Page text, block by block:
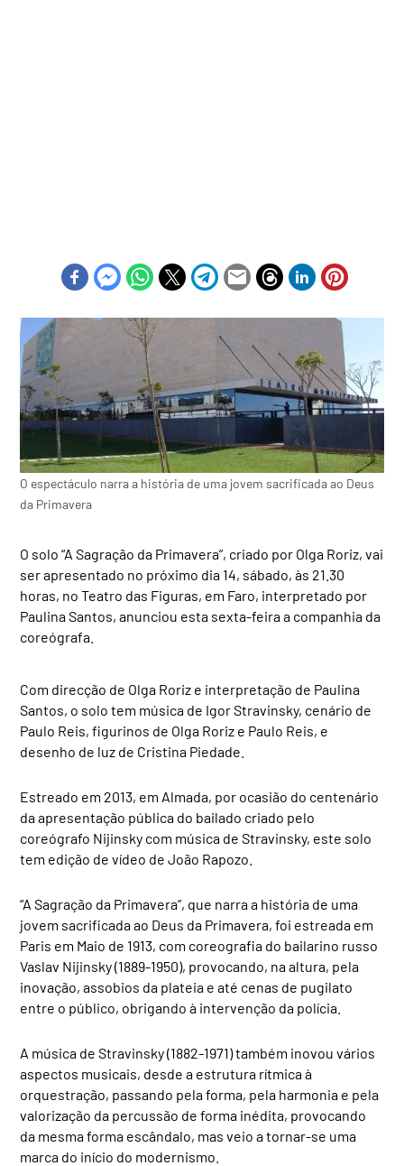
O espectáculo narra a história de uma jovem sacrificada ao Deus
da Primavera
O solo “A Sagração da Primavera”, criado por Olga Roriz, vai
ser apresentado no próximo dia 14, sábado, às 21.30
horas, no Teatro das Figuras, em Faro, interpretado por
Paulina Santos, anunciou esta sexta-feira a companhia da
coreógrafa.
Com direcção de Olga Roriz e interpretação de Paulina
Santos, o solo tem música de Igor Stravinsky, cenário de
Paulo Reis, figurinos de Olga Roriz e Paulo Reis, e
desenho de luz de Cristina Piedade.
Estreado em 2013, em Almada, por ocasião do centenário
da apresentação pública do bailado criado pelo
coreógrafo Nijinsky com música de Stravinsky, este solo
tem edição de vídeo de João Rapozo.
“A Sagração da Primavera”, que narra a história de uma
jovem sacrificada ao Deus da Primavera, foi estreada em
Paris em Maio de 1913, com coreografia do bailarino russo
Vaslav Nijinsky (1889-1950), provocando, na altura, pela
inovação, assobios da plateia e até cenas de pugilato
entre o público, obrigando à intervenção da polícia.
A música de Stravinsky (1882-1971) também inovou vários
aspectos musicais, desde a estrutura rítmica à
orquestração, passando pela forma, pela harmonia e pela
valorização da percussão de forma inédita, provocando
da mesma forma escândalo, mas veio a tornar-se uma
marca do início do modernismo.